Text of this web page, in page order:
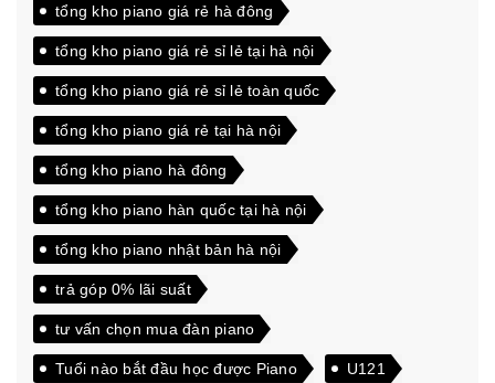
tổng kho piano giá rẻ hà đông
tổng kho piano giá rẻ sỉ lẻ tại hà nội
tổng kho piano giá rẻ sỉ lẻ toàn quốc
tổng kho piano giá rẻ tại hà nội
tổng kho piano hà đông
tổng kho piano hàn quốc tại hà nội
tổng kho piano nhật bản hà nội
trả góp 0% lãi suất
tư vấn chọn mua đàn piano
Tuổi nào bắt đầu học được Piano U121